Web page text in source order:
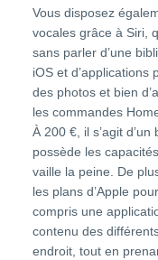
Vous disposez
vocales grâce à Siri,
sans parler d’une
iOS et
des photos et bien
les commandes
À 200 €, il s’agit
possède les
vaille la peine. De
les plans d’Apple
compris une
contenu des
endroit, tout en